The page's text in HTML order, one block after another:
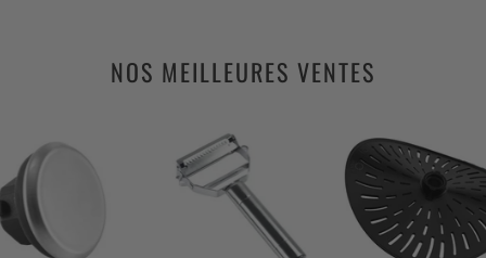
NOS MEILLEURES VENTES